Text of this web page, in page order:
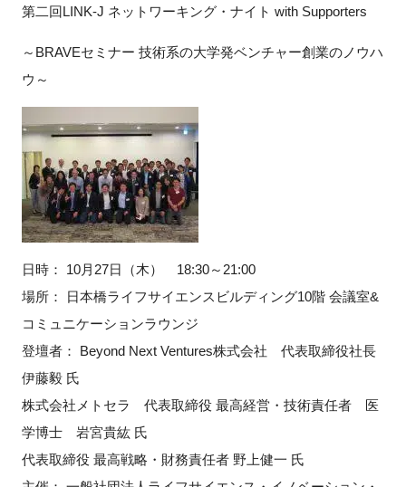
特別会員
イベントお知らせメール登録
第二回LINK-J ネットワーキング・ナイト with Supporters
～BRAVEセミナー 技術系の大学発ベンチャー創業のノウハ
ウ～
日時： 10月27日（木） 18:30～21:00
場所： 日本橋ライフサイエンスビルディング10階 会議室&
コミュニケーションラウンジ
登壇者： Beyond Next Ventures株式会社 代表取締役社長
伊藤毅 氏
株式会社メトセラ 代表取締役 最高経営・技術責任者 医
学博士 岩宮貴紘 氏
代表取締役 最高戦略・財務責任者 野上健一 氏